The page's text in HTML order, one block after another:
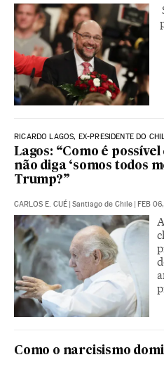
RICARDO LAGOS, EX-PRESIDENTE DO
Lagos: “Como é
não diga ‘somos todos
Trump?”
CARLOS E. CUÉ | Santiago de Chile | FEB
Como o narcisismo